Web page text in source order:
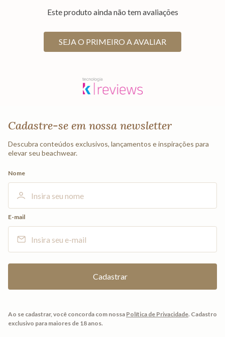
Este produto ainda não tem avaliações
SEJA O PRIMEIRO A AVALIAR
Cadastre-se em nossa newsletter
Descubra conteúdos exclusivos, lançamentos e inspirações para
elevar seu beachwear.
Nome
E-mail
Ao se cadastrar, você concorda com nossa Política de Privacidade. Cadastro
exclusivo para maiores de 18 anos.